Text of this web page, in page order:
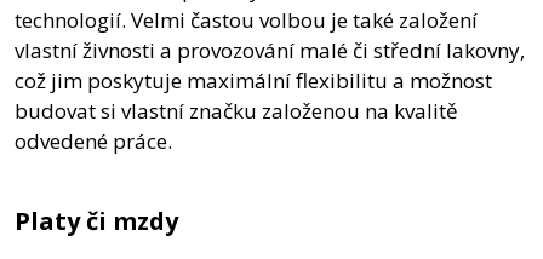
technologií. Velmi častou volbou je také založení
vlastní živnosti a provozování malé či střední lakovny,
což jim poskytuje maximální flexibilitu a možnost
budovat si vlastní značku založenou na kvalitě
odvedené práce.
Platy či mzdy